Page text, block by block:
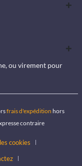
ou virement pour
frais d'expédition hors
contraire
cookies